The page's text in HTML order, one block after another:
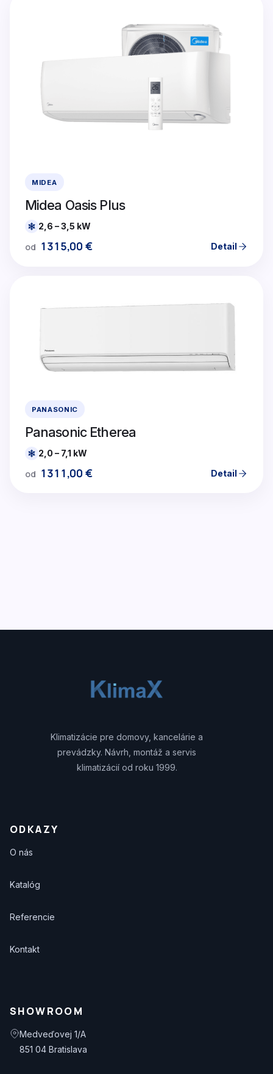
MIDEA
Midea Oasis Plus
2,6 – 3,5 kW
od 1315,00 € Detail
PANASONIC
Panasonic Etherea
2,0 – 7,1 kW
od 1311,00 € Detail
Klimatizácie pre domovy, kancelárie a
prevádzky. Návrh, montáž a servis
klimatizácií od roku 1999.
ODKAZY
O nás
Katalóg
Referencie
Kontakt
SHOWROOM
Medveďovej 1/A
851 04 Bratislava